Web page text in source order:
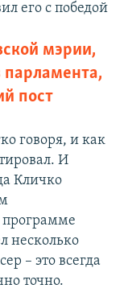
его с победой
мэрии,
парламента,
пост
говоря, и как
И
Кличко
программе
несколько
– это всегда
точно.